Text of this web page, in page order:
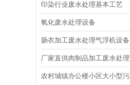
印染行业废水处理基本工艺
氧化废水处理设备
肠衣加工废水处理气浮机设备